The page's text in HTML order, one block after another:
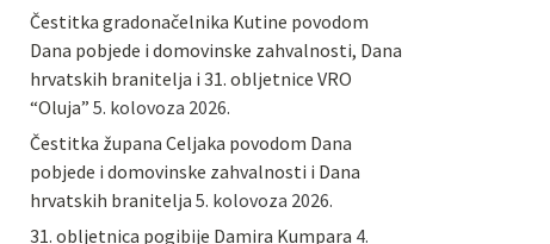
Čestitka gradonačelnika Kutine povodom
Dana pobjede i domovinske zahvalnosti, Dana
hrvatskih branitelja i 31. obljetnice VRO
“Oluja” 5. kolovoza 2026.
Čestitka župana Celjaka povodom Dana
pobjede i domovinske zahvalnosti i Dana
hrvatskih branitelja 5. kolovoza 2026.
31. obljetnica pogibije Damira Kumpara 4.